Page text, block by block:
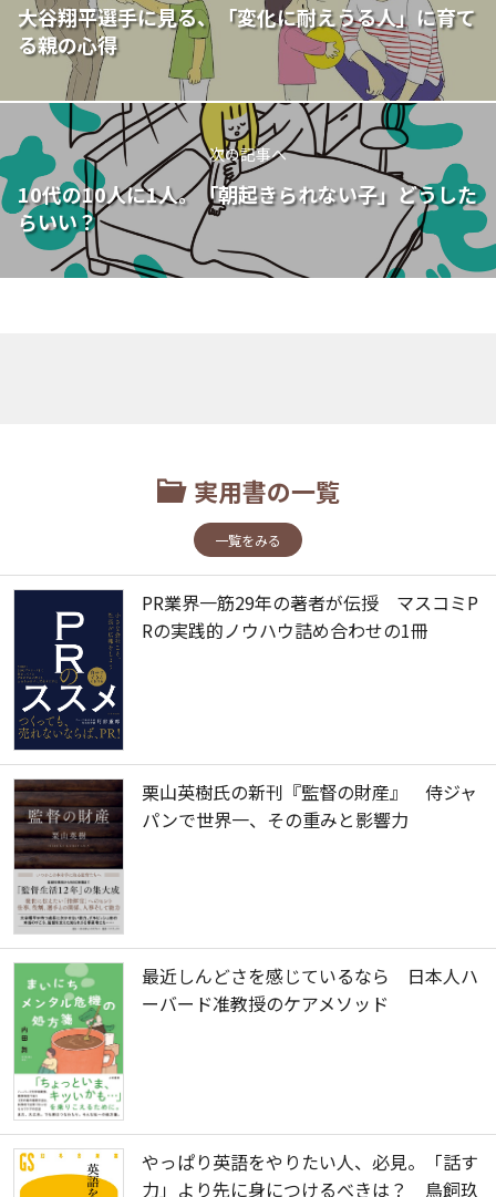
大谷翔平選手に見る、「変化に耐えうる人」に育て
る親の心得
次の記事へ
10代の10人に1人。「朝起きられない子」どうした
らいい？
実用書の一覧
一覧をみる
PR業界一筋29年の著者が伝授 マスコミP
Rの実践的ノウハウ詰め合わせの1冊
栗山英樹氏の新刊『監督の財産』 侍ジャ
パンで世界一、その重みと影響力
最近しんどさを感じているなら 日本人ハ
ーバード准教授のケアメソッド
やっぱり英語をやりたい人、必見。「話す
力」より先に身につけるべきは？ 鳥飼玖